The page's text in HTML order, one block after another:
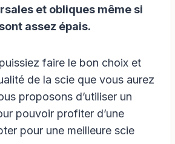
et obliques même si
assez épais.
faire le bon choix et
de la scie que vous aurez
proposons d’utiliser un
pouvoir profiter d’une
pour une meilleure scie